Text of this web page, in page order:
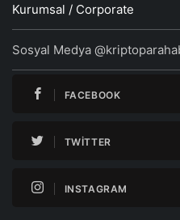
Kurumsal / Corporate
Sosyal Medya
FACEBOOK
TWITTER
INSTAGRAM